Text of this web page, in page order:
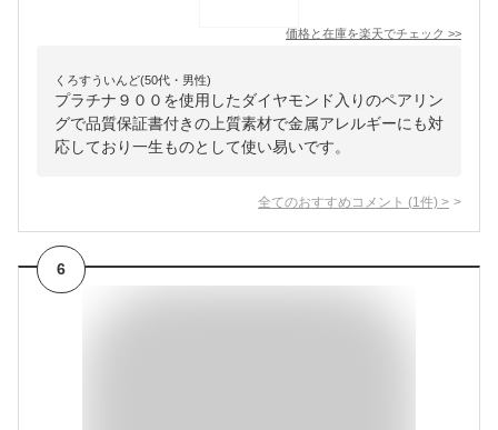
価格と在庫を楽天でチェック >>
くろすういんど(50代・男性)
プラチナ９００を使用したダイヤモンド入りのペアリン
グで品質保証書付きの上質素材で金属アレルギーにも対
応しており一生ものとして使い易いです。
全てのおすすめコメント (1 件) >
6